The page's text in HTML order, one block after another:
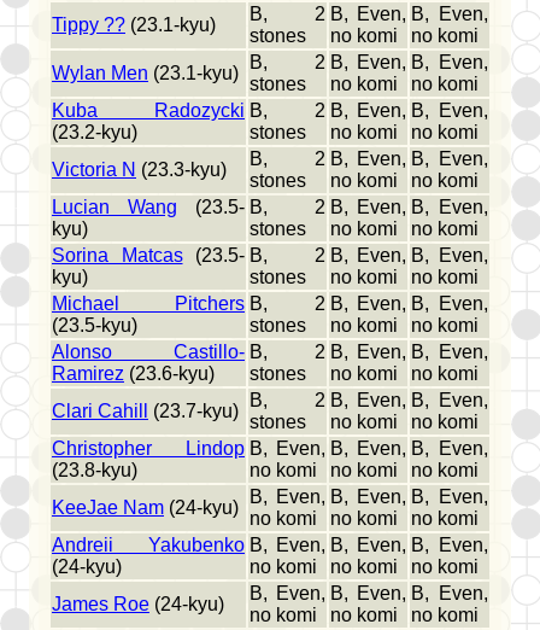
Tippy ?? (23.1-kyu)
B, 2
stones
B, Even,
no komi
B, Even,
no komi
Wylan Men (23.1-kyu)
B, 2
stones
B, Even,
no komi
B, Even,
no komi
Kuba Radozycki
(23.2-kyu)
B, 2
stones
B, Even,
no komi
B, Even,
no komi
Victoria N (23.3-kyu)
B, 2
stones
B, Even,
no komi
B, Even,
no komi
Lucian Wang (23.5-
kyu)
B, 2
stones
B, Even,
no komi
B, Even,
no komi
Sorina Matcas(23.5-
kyu)
B, 2
stones
B, Even,
no komi
B, Even,
no komi
Michael Pitchers
(23.5-kyu)
B, 2
stones
B, Even,
no komi
B, Even,
no komi
Alonso Castillo-
Ramirez (23.6-kyu)
B, 2
stones
B, Even,
no komi
B, Even,
no komi
Clari Cahill
(23.7-kyu)
B, 2
stones
B, Even,
no komi
B, Even,
no komi
Christopher Lindop
(23.8-kyu)
B, Even,
no komi
B, Even,
no komi
B, Even,
no komi
KeeJae Nam (24-kyu)
B, Even,
no komi
B, Even,
no komi
B, Even,
no komi
Andreii Yakubenko
(24-kyu)
B, Even,
no komi
B, Even,
no komi
B, Even,
no komi
James Roe (24-kyu)
B, Even,
no komi
B, Even,
no komi
B, Even,
no komi